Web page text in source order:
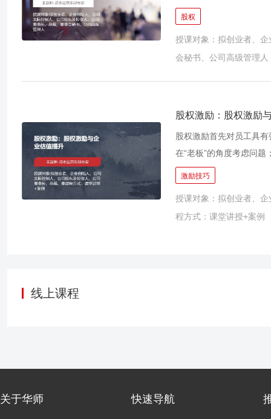
超乎想象。
间的贡献和作用大小不
合理，导致股东对公司
陷入僵局； 比如为了吸
比如股东转让股份手续
价大幅提升，让企业早
股权
授课对象：拟创业者、
会秘书、公司高级管理人
股权激励：股权激励
股权激励首先对员工具
在“老板”的角度考虑问
要靠一个有凝聚力的团
未来的发展中，企业的
以达到该目的。 而公司
获得企业估值提升。而
激励技巧
授课对象：拟创业者、
程方式：课堂讲授+案例
线上课程
关于华师 快速导航